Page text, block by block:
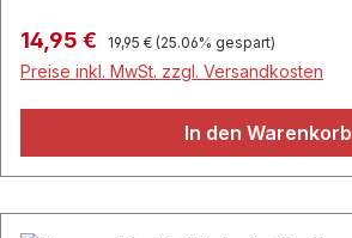
Verkaufspreis:
14,95 € Regulärer Preis:
19,95 € (25.06% gespart)
Preise inkl. MwSt. zzgl. Versandkosten
In den Warenkorb